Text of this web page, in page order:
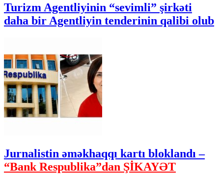
Turizm Agentliyinin “sevimli” şirkəti
daha bir Agentliyin tenderinin qalibi olub
Jurnalistin əməkhaqqı kartı bloklandı –
“Bank Respublika”dan ŞİKAYƏT